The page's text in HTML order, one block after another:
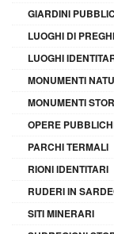
GIARDINI
LUOGHI DI
LUOGHI
MONUMENTI
MONUMENTI
OPERE
PARCHI TERMALI
RIONI IDENTITARI
RUDERI IN
SITI MINERARI